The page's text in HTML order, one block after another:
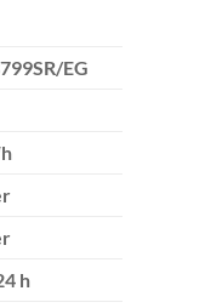
EG
h